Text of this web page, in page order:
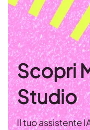
Scopri
Studio
Il tuo assistente